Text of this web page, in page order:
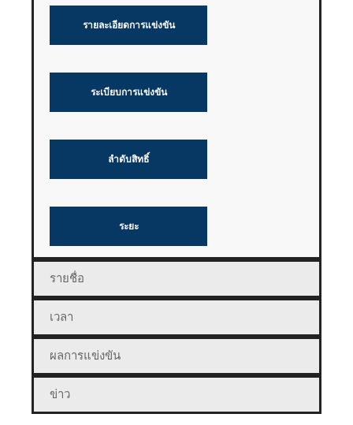
รายละเอียดการแข่งขัน
ระเบียบการแข่งขัน
ลำดับสิทธิ์
ระยะ
รายชื่อ
เวลา
ผลการแข่งขัน
ข่าว